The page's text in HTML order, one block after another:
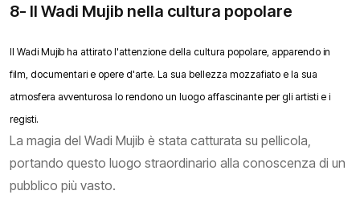
8- Il Wadi Mujib nella cultura popolare
Il Wadi Mujib ha attirato l'attenzione della cultura popolare, apparendo in
film, documentari e opere d'arte. La sua bellezza mozzafiato e la sua
atmosfera avventurosa lo rendono un luogo affascinante per gli artisti e i
registi.
La magia del Wadi Mujib è stata catturata su pellicola,
portando questo luogo straordinario alla conoscenza di un
pubblico più vasto.